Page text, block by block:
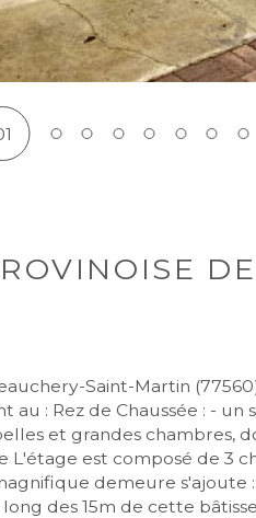
: Rez de Chaussée : -
et grandes
L'étage est composé de 3
demeure
des 15m de cette